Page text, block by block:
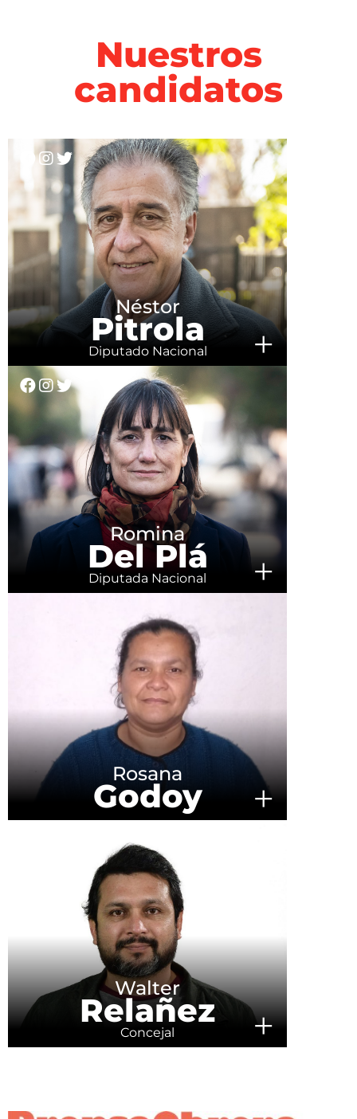
Nuestros
candidatos
Néstor
Pitrola
Diputado Nacional +
Romina
Del Plá
Diputada Nacional +
Rosana
Godoy +
Walter
Relañez
Concejal +